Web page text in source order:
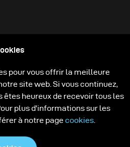
Technologies
Carrière
pour vous offrir la meilleure
site web. Si vous continuez,
êtes heureux de recevoir tous les
plus d'informations sur les
à notre page cookies